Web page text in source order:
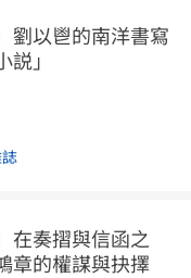
劉以鬯的南洋書寫
」
在奏摺與信函之
章的權謀與抉擇